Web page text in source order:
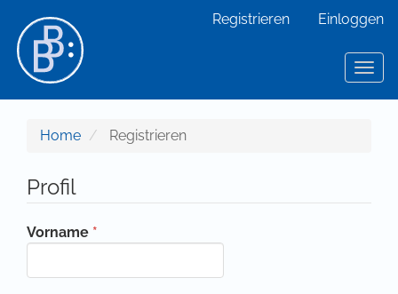
Hauptinhalt
Sidebar
Registrieren Einloggen
Home Registrieren
Profil
Vorname *